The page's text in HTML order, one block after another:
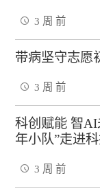
3 周 前
带病坚守志愿
3 周 前
科创赋能 智
年小队”走进
3 周 前